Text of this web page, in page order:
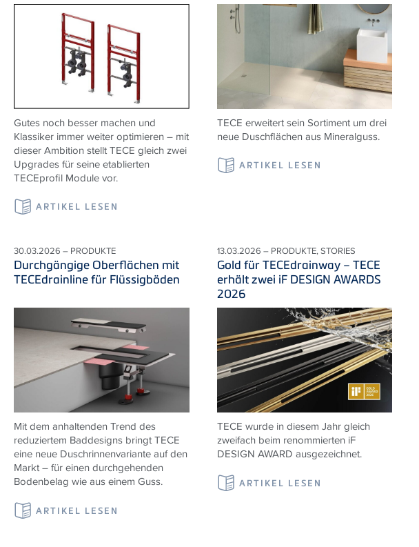
Gutes noch besser machen und
Klassiker immer weiter optimieren – mit
dieser Ambition stellt TECE gleich zwei
Upgrades für seine etablierten
TECEprofil Module vor.
ARTIKEL LESEN
TECE erweitert sein Sortiment um drei
neue Duschflächen aus Mineralguss.
ARTIKEL LESEN
30.03.2026 – PRODUKTE
Durchgängige Oberflächen mit
TECEdrainline für Flüssigböden
Mit dem anhaltenden Trend des
reduziertem Baddesigns bringt TECE
eine neue Duschrinnenvariante auf den
Markt – für einen durchgehenden
Bodenbelag wie aus einem Guss.
ARTIKEL LESEN
13.03.2026 – PRODUKTE, STORIES
Gold für TECEdrainway – TECE
erhält zwei iF DESIGN AWARDS
2026
TECE wurde in diesem Jahr gleich
zweifach beim renommierten iF
DESIGN AWARD ausgezeichnet.
ARTIKEL LESEN